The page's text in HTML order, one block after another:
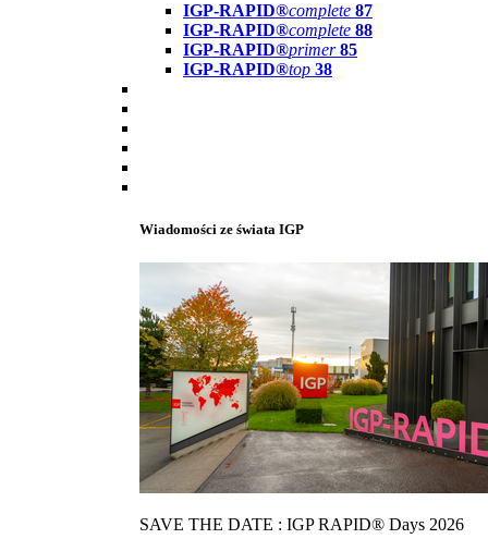
IGP-RAPID®complete 87
IGP-RAPID®complete 88
IGP-RAPID®primer 85
IGP-RAPID®top 38
Wiadomości ze świata IGP
SAVE THE DATE : IGP RAPID® Days 2026